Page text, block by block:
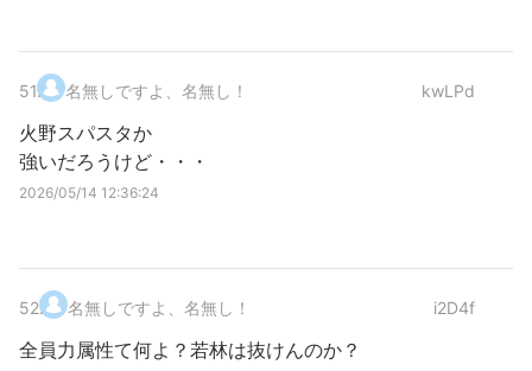
51. 名無しですよ、名無し！ kwLPd
火野スパスタか
強いだろうけど・・・
2026/05/14 12:36:24
52. 名無しですよ、名無し！ i2D4f
全員力属性て何よ？若林は抜けんのか？